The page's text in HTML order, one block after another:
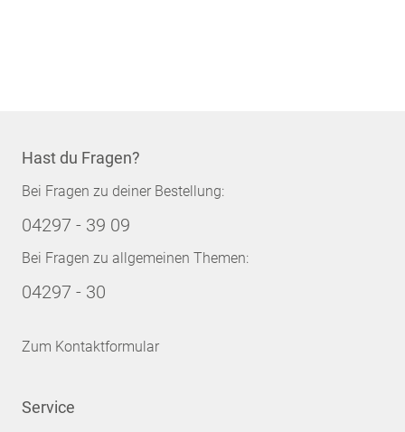
Hast du Fragen?
Bei Fragen zu deiner Bestellung:
04297 - 39 09
Bei Fragen zu allgemeinen Themen:
04297 - 30
Zum Kontaktformular
Service